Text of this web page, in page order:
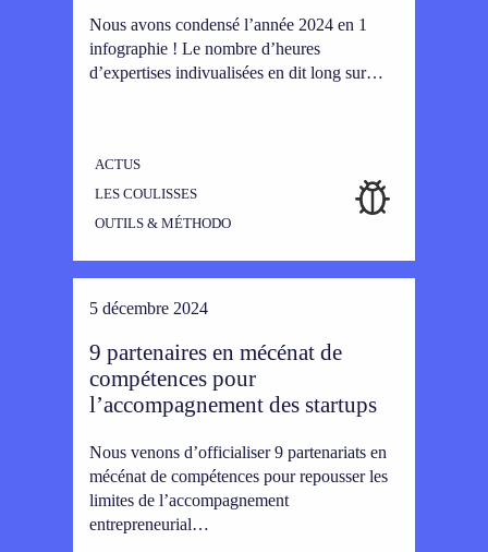
Nous avons condensé l’année 2024 en 1
infographie ! Le nombre d’heures
d’expertises indivualisées en dit long sur…
ACTUS
LES COULISSES
OUTILS & MÉTHODO
5 décembre 2024
9 partenaires en mécénat de
compétences pour
l’accompagnement des startups
Nous venons d’officialiser 9 partenariats en
mécénat de compétences pour repousser les
limites de l’accompagnement
entrepreneurial…